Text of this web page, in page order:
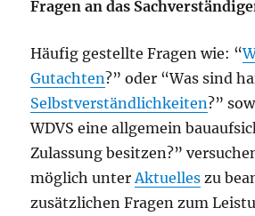
Fragen an das
Häufig gestellte Fragen wie: “
Gutachten?” oder “Was sind
Selbstverständlichkeiten?”
WDVS eine allgemein
Zulassung besitzen?”
möglich unterAktuelles zu
zusätzlichen Fragen zum